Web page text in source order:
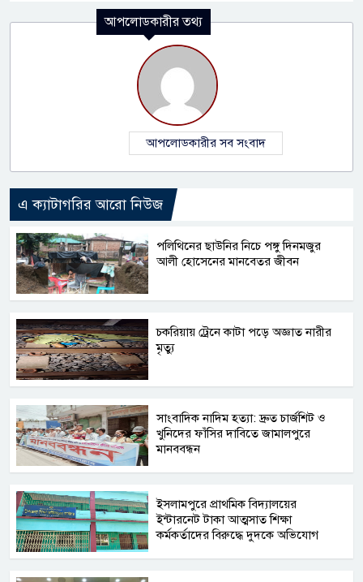
আপলোডকারীর তথ্য
আপলোডকারীর সব সংবাদ
এ ক্যাটাগরির আরো নিউজ
পলিথিনের ছাউনির নিচে পঙ্গু দিনমজুর
আলী হোসেনের মানবেতর জীবন
চকরিয়ায় ট্রেনে কাটা পড়ে অজ্ঞাত নারীর
মৃত্যু
সাংবাদিক নাদিম হত্যা: দ্রুত চার্জশিট ও
খুনিদের ফাঁসির দাবিতে জামালপুরে
মানববন্ধন
​ইসলামপুরে প্রাথমিক বিদ্যালয়ের
ইন্টারনেট টাকা আত্মসাত শিক্ষা
কর্মকর্তাদের বিরুদ্ধে দুদকে অভিযোগ